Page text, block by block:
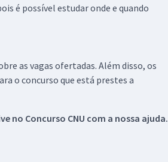
é possível estudar onde e quando
as vagas ofertadas. Além disso, os
o concurso que está prestes a
no Concurso CNU com a nossa ajuda.